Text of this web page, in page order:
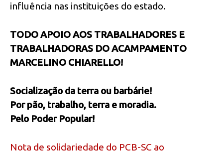
influência nas instituições do estado.
TODO APOIO AOS TRABALHADORES E
TRABALHADORAS DO ACAMPAMENTO
MARCELINO CHIARELLO!
Socialização da terra ou barbárie!
Por pão, trabalho, terra e moradia.
Pelo Poder Popular!
Nota de solidariedade do PCB-SC ao